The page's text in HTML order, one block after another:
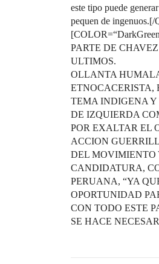
este tipo puede
pequen de
PARTE DE
ULTIMOS.
OLLANTA
TEMA INDIGENA Y
DE IZQUIERDA
POR EXALTAR EL
ACCION
DEL MOVIMIENTO
CANDIDATURA,
PERUANA, “YA
OPORTUNIDAD
CON TODO ESTE
SE HACE